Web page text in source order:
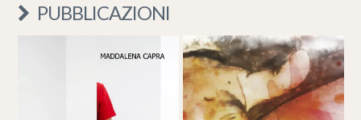
PUBBLICAZIONI